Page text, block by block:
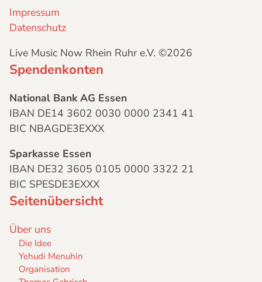
Impressum
Datenschutz
Live Music Now Rhein Ruhr e.V. ©2026
Spendenkonten
National Bank AG Essen
IBAN DE14 3602 0030 0000 2341 41
BIC NBAGDE3EXXX
Sparkasse Essen
IBAN DE32 3605 0105 0000 3322 21
BIC SPESDE3EXXX
Seitenübersicht
Über uns
Die Idee
Yehudi Menuhin
Organisation